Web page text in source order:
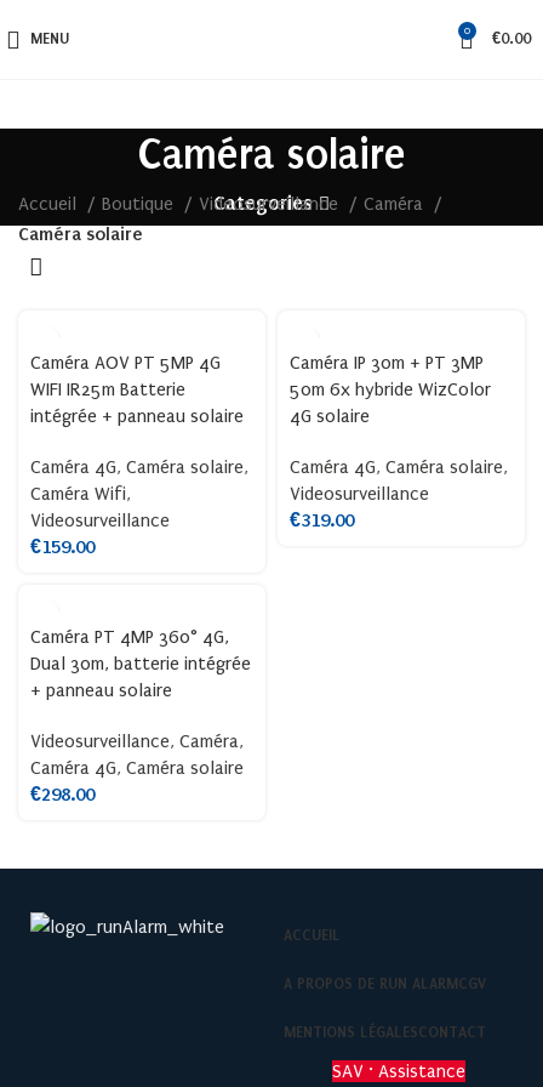
MENU
0
€0.00
Caméra solaire
Categories
Accueil Boutique Videosurveillance
Caméra
Caméra solaire
Caméra AOV PT 5MP 4G
WIFI IR25m Batterie
intégrée + panneau solaire
Caméra 4G, Caméra solaire,
Caméra Wifi,
Videosurveillance
€159.00
Caméra IP 30m + PT 3MP
50m 6x hybride WizColor
4G solaire
Caméra 4G, Caméra solaire,
Videosurveillance
€319.00
Caméra PT 4MP 360° 4G,
Dual 30m, batterie intégrée
+ panneau solaire
Videosurveillance, Caméra,
Caméra 4G, Caméra solaire
€298.00
ACCUEIL
A PROPOS DE RUN ALARMCGV
MENTIONS LÉGALESCONTACT
SAV · Assistance